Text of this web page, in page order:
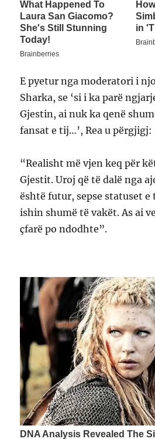
E pyetur nga moderatori i
Sharka, se ‘si i ka parë
Gjestin, ai nuk ka qenë
fansat e tij…’, Rea u përgjigj:
“Realisht më vjen keq për
Gjestit. Uroj që të dalë nga
është futur, sepse statuset e
ishin shumë të vakët. As ai
çfarë po ndodhte”.